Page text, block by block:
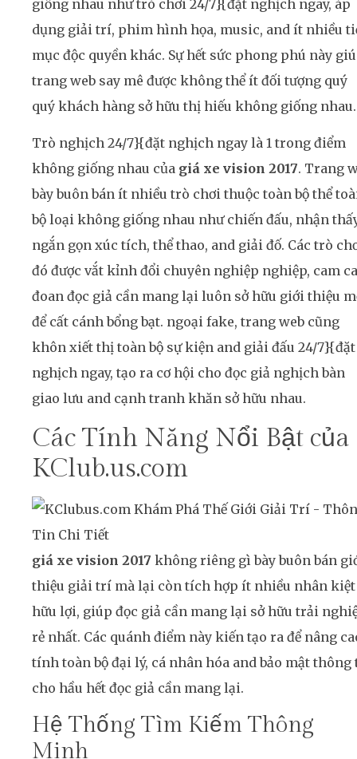
giống nhau như trò chơi 24/7}{đặt nghịch ngay, áp
dụng giải trí, phim hình họa, music, and ít nhiều
mục độc quyền khác. Sự hết sức phong phú này
trang web say mê được không thể ít đối tượng quý
quý khách hàng sở hữu thị hiếu không giống nhau.
Trò nghịch 24/7}{đặt nghịch ngay là 1 trong điểm
không giống nhau của giá xe vision 2017. Trang
bày buôn bán ít nhiều trò chơi thuộc toàn bộ thể
bộ loại không giống nhau như chiến đấu, nhận
ngắn gọn xúc tích, thể thao, and giải đố. Các trò
đó được vắt kỉnh đổi chuyên nghiệp nghiệp, cam
đoan đọc giả cần mang lại luôn sở hữu giới thiệu
để cất cánh bổng bạt. ngoại fake, trang web cũng
khôn xiết thị toàn bộ sự kiện and giải đấu 24/7}{đặt
nghịch ngay, tạo ra cơ hội cho đọc giả nghịch bàn
giao lưu and cạnh tranh khăn sở hữu nhau.
Các Tính Năng Nổi Bật của
KClub.us.com
giá xe vision 2017 không riêng gì bày buôn bán
thiệu giải trí mà lại còn tích hợp ít nhiều nhân kiệt
hữu lợi, giúp đọc giả cần mang lại sở hữu trải
rẻ nhất. Các quánh điểm này kiến tạo ra để nâng
tính toàn bộ đại lý, cá nhân hóa and bảo mật thông
cho hầu hết đọc giả cần mang lại.
Hệ Thống Tìm Kiếm Thông
Minh